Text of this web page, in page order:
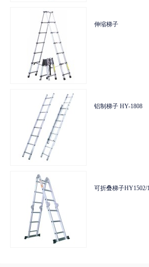
HSZ-A型手拉葫芦
HSZ-B型手拉葫芦
HSZ-K型手拉葫芦
伸缩梯子
铝制梯子 HY-1808
可折叠梯子HY1502/
HSZ-A型手拉葫芦
HSZ-B型手拉葫芦
HSZ-K型手拉葫芦
伸缩梯子
铝制梯子 HY-1808
可折叠梯子HY1502/